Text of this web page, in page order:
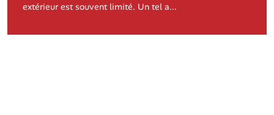
extérieur est souvent limité. Un tel a...